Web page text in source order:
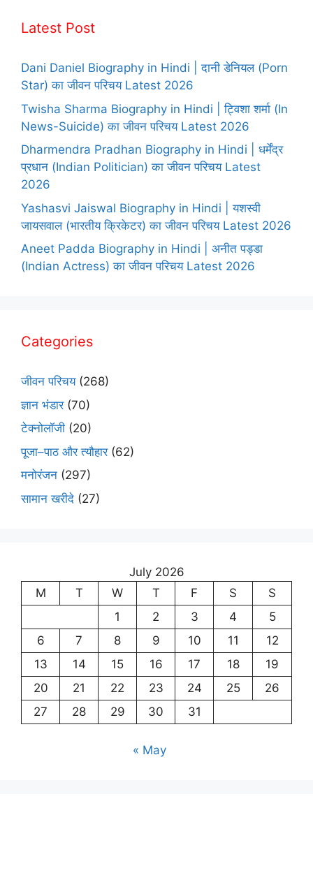
Latest Post
Dani Daniel Biography in Hindi | दानी डेनियल (Porn
Star) का जीवन परिचय Latest 2026
Twisha Sharma Biography in Hindi | ट्विशा शर्मा (In
News-Suicide) का जीवन परिचय Latest 2026
Dharmendra Pradhan Biography in Hindi | धर्मेंद्र
प्रधान (Indian Politician) का जीवन परिचय Latest
2026
Yashasvi Jaiswal Biography in Hindi | यशस्वी
जायसवाल (भारतीय क्रिकेटर) का जीवन परिचय Latest 2026
Aneet Padda Biography in Hindi | अनीत पड्डा
(Indian Actress) का जीवन परिचय Latest 2026
Categories
जीवन परिचय(268)
ज्ञान भंडार(70)
टेक्नोलॉजी (20)
पूजा–पाठ और त्यौहार(62)
मनोरंजन (297)
सामान खरीदे (27)
July 2026
M
T W T F S
S
1
2 3 4
5
6
7 8 9 10 11
12
13
14 15 16 17 18
19
20
21 22 23 24 25
26
27
28 29 30 31
« May